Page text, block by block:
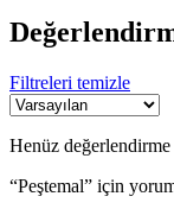
Filtreleri temizle
Henüz değerlendirme
“Peştemal” için